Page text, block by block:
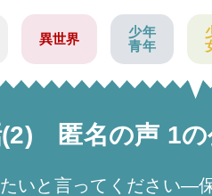
異世界
少年
青年
匿名の声 1の
いと言ってください―